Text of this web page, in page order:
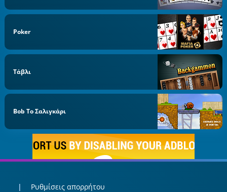
Poker
Τάβλι
Bob Το Σαλιγκάρι
Ρυθμίσεις απορρήτου